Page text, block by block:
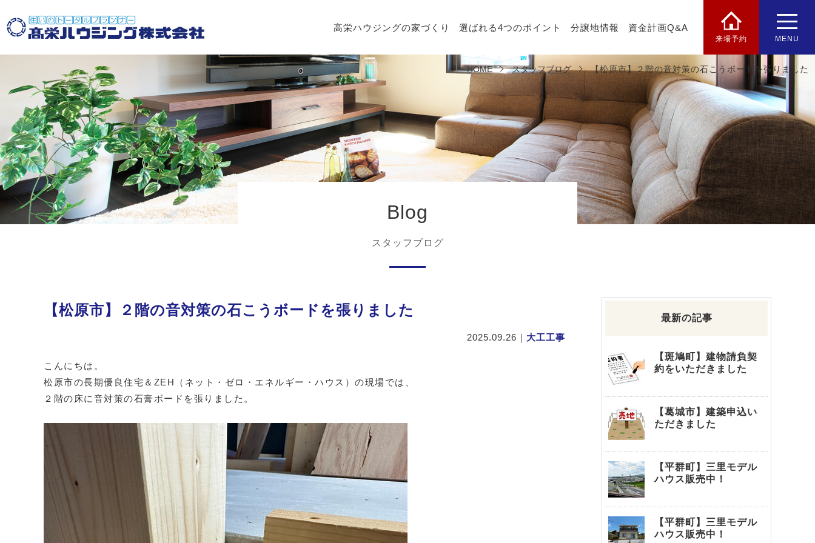
高栄ハウジングの家づくり 選ばれる4つのポイント 分譲地情報 資金計画Q&A
来場予約 MENU
Blog
スタッフブログ
HOME スタッフブログ 【松原市】２階の音対策の石こうボードを張りました
【松原市】２階の音対策の石こうボードを張りました
2025.09.26 ｜ 大工工事
こんにちは。
松原市の長期優良住宅＆ZEH（ネット・ゼロ・エネルギー・ハウス）の現場では、
２階の床に音対策の石膏ボードを張りました。
最新の記事
【斑鳩町】建物請負契
約をいただきました
【葛城市】建築申込い
ただきました
【平群町】三里モデル
ハウス販売中！
【平群町】三里モデル
ハウス販売中！